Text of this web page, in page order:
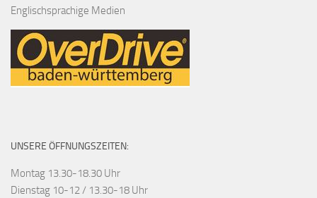
Englischsprachige Medien
UNSERE ÖFFNUNGSZEITEN:
Montag 13.30-18.30 Uhr
Dienstag 10-12 / 13.30-18 Uhr